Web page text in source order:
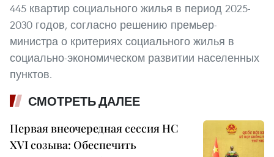
445 квартир социального жилья в период 2025-
2030 годов, согласно решению премьер-
министра о критериях социального жилья в
социально-экономическом развитии населенных
пунктов.
СМОТРЕТЬ ДАЛЕЕ
Первая внеочередная сессия НС
XVI созыва: Обеспечить